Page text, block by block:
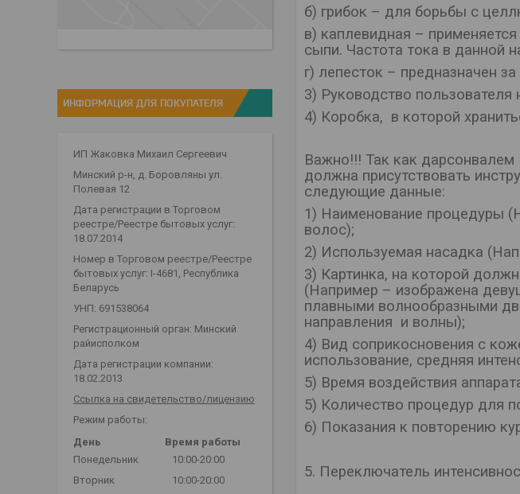
б) грибок – для борьбы с
в) каплевидная –
сыпи. Частота тока в данной
г) лепесток – предназначен
3) Руководство
4) Коробка, в которой
Важно!!! Так как дарсонвалем
должна присутствовать
следующие данные:
1) Наименование процедуры
волос);
2) Используемая насадка
3) Картинка, на которой
(Например – изображена
плавными волнообразными
направления и волны);
4) Вид соприкосновения с
использование, средняя
5) Время воздействия
5) Количество процедур для
6) Показания к повторению
5. Переключатель
ИНФОРМАЦИЯ ДЛЯ ПОКУПАТЕЛЯ
ИП Жаковка Михаил Сергеевич
Минский р-н, д. Боровляны ул.
Полевая 12
Дата регистрации в Торговом
реестре/Реестре бытовых услуг:
18.07.2014
Номер в Торговом реестре/Реестре
бытовых услуг: I-4681, Республика
Беларусь
УНП: 691538064
Регистрационный орган: Минский
райисполком
Дата регистрации компании:
18.02.2013
Ссылка на свидетельство/лицензию
Режим работы:
День
Время работы
Понедельник
10:00-20:00
Вторник
10:00-20:00